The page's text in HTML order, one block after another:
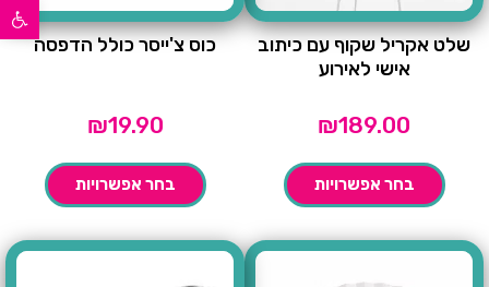
פתח סרגל נגישות
שלט אקריל שקוף עם כיתוב
אישי לאירוע
₪189.00
בחר אפשרויות
כוס צ'ייסר כולל הדפסה
₪19.90
בחר אפשרויות